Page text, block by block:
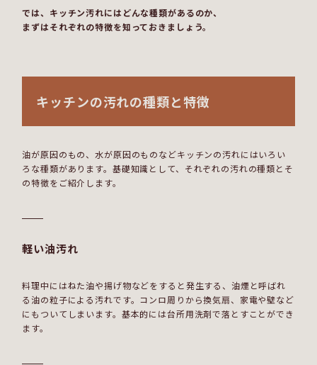
では、キッチン汚れにはどんな種類があるのか、
まずはそれぞれの特徴を知っておきましょう。
キッチンの汚れの種類と特徴
油が原因のもの、水が原因のものなどキッチンの汚れにはいろい
ろな種類があります。基礎知識として、それぞれの汚れの種類とそ
の特徴をご紹介します。
軽い油汚れ
料理中にはねた油や揚げ物などをすると発生する、油煙と呼ばれ
る油の粒子による汚れです。コンロ周りから換気扇、家電や壁など
にもついてしまいます。基本的には台所用洗剤で落とすことができ
ます。